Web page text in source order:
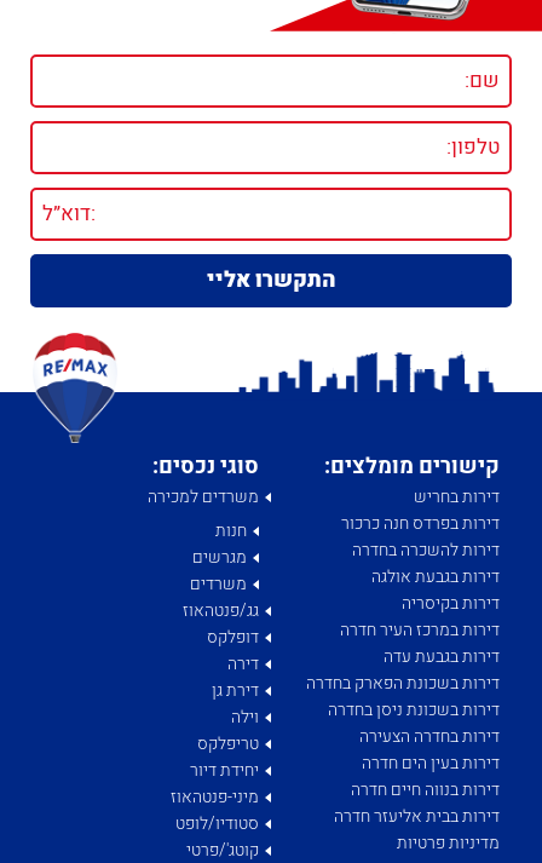
קישורים מומלצים:
דירות בחריש
דירות בפרדס חנה כרכור
דירות להשכרה בחדרה
דירות בגבעת אולגה
דירות בקיסריה
דירות במרכז העיר חדרה
דירות בגבעת עדה
דירות בשכונת הפארק בחדרה
דירות בשכונת ניסן בחדרה
דירות בחדרה הצעירה
דירות בעין הים חדרה
דירות בנווה חיים חדרה
דירות בבית אליעזר חדרה
מדיניות פרטיות
סוגי נכסים:
משרדים למכירה
חנות
מגרשים
משרדים
גג/פנטהאוז
דופלקס
דירה
דירת גן
וילה
טריפלקס
יחידת דיור
מיני-פנטהאוז
סטודיו/לופט
קוטג'/פרטי